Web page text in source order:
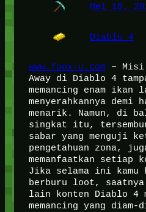
Mei 10,
Diablo 4
www.foox-u.com– Misi
Away di Diablo 4
memancing enam
menyerahkannya demi
menarik. Namun, di
singkat itu,
sabar yang menguji
pengetahuan zona,
memanfaatkan setiap
Jika selama ini kamu
berburu loot,
lain konten Diablo
memancing yang